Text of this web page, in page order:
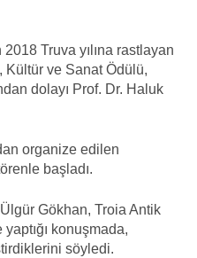
Truva yılına rastlayan
ve Sanat Ödülü,
dolayı Prof. Dr. Haluk
organize edilen
başladı.
Gökhan, Troia Antik
konuşmada,
söyledi.